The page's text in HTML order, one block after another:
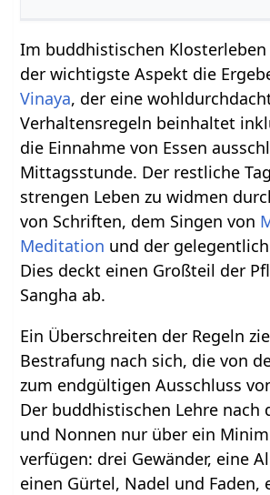
Im buddhistischen
der wichtigste Aspekt die
Vinaya, der eine
Verhaltensregeln beinhaltet
die Einnahme von Essen
Mittagsstunde. Der restliche
strengen Leben zu widmen
von Schriften, dem Singen von
Meditation und der
Dies deckt einen Großteil der
Sangha ab.
Ein Überschreiten der Regeln
Bestrafung nach sich, die von
zum endgültigen Ausschluss
Der buddhistischen Lehre nach
und Nonnen nur über ein
verfügen: drei Gewänder, eine
einen Gürtel, Nadel und Faden,